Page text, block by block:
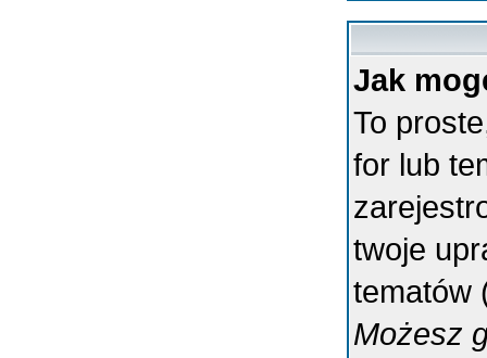
Jak
To
for lub
twoje
tematów
Możesz